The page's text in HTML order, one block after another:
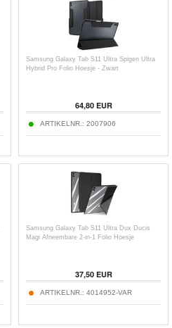
Samsung Galaxy Tab S11 Ultra Spigen Ultra
Hybrid Pro Folio Hoesje - Zwart
64,80EUR
ARTIKELNR.: 2007906
Samsung Galaxy Tab S11 Ultra Dux Ducis
Magi Afneembare 2-in-1 Folio Hoesje
37,50EUR
ARTIKELNR.: 4014952-VAR